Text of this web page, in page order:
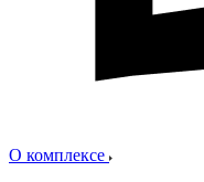
О комплексе